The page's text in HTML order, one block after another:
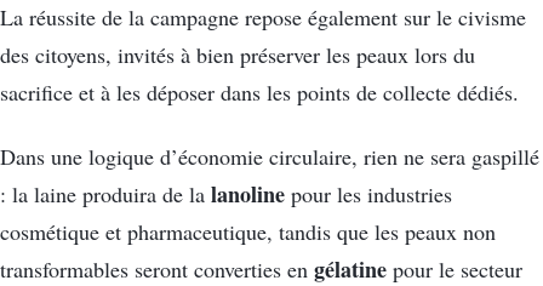
La réussite de la campagne repose également sur le civisme
des citoyens, invités à bien préserver les peaux lors du
sacrifice et à les déposer dans les points de collecte dédiés.
Dans une logique d’économie circulaire, rien ne sera gaspillé
: la laine produira de la lanoline pour les industries
cosmétique et pharmaceutique, tandis que les peaux non
transformables seront converties en gélatine pour le secteur